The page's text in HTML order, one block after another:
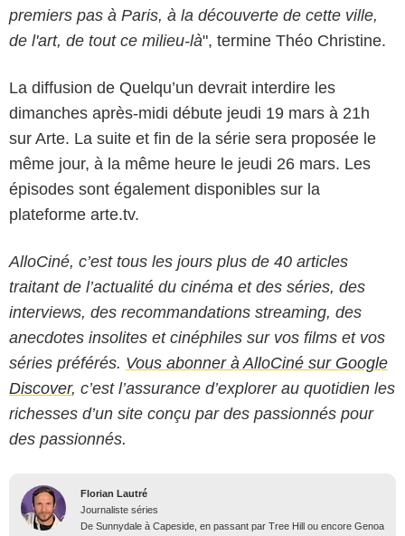
premiers pas à Paris, à la découverte de cette ville,
de l'art, de tout ce milieu-là", termine Théo Christine.
La diffusion de Quelqu’un devrait interdire les
dimanches après-midi débute jeudi 19 mars à 21h
sur Arte. La suite et fin de la série sera proposée le
même jour, à la même heure le jeudi 26 mars. Les
épisodes sont également disponibles sur la
plateforme arte.tv.
AlloCiné, c’est tous les jours plus de 40 articles
traitant de l’actualité du cinéma et des séries, des
interviews, des recommandations streaming, des
anecdotes insolites et cinéphiles sur vos films et vos
séries préférés. Vous abonner à AlloCiné sur Google
Discover, c’est l’assurance d’explorer au quotidien les
richesses d’un site conçu par des passionnés pour
des passionnés.
Florian Lautré
Journaliste séries
De Sunnydale à Capeside, en passant par Tree Hill ou encore Genoa